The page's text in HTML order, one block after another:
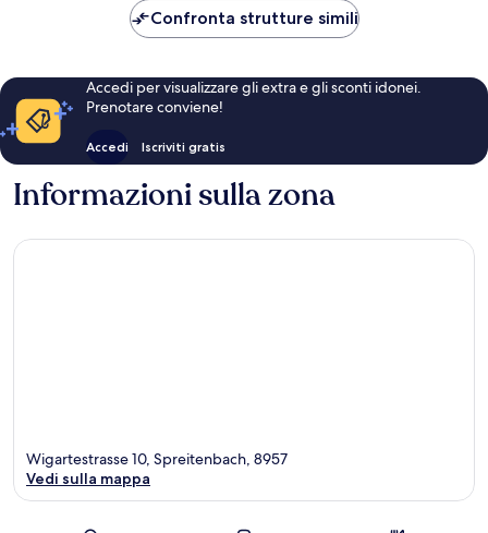
108 €
Confronta strutture simili
Accedi per visualizzare gli extra e gli sconti idonei.
Prenotare conviene!
Accedi Iscriviti gratis
Informazioni sulla zona
Wigartestrasse 10, Spreitenbach, 8957
Vedi sulla mappa